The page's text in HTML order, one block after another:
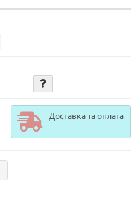
Доставка та оплата